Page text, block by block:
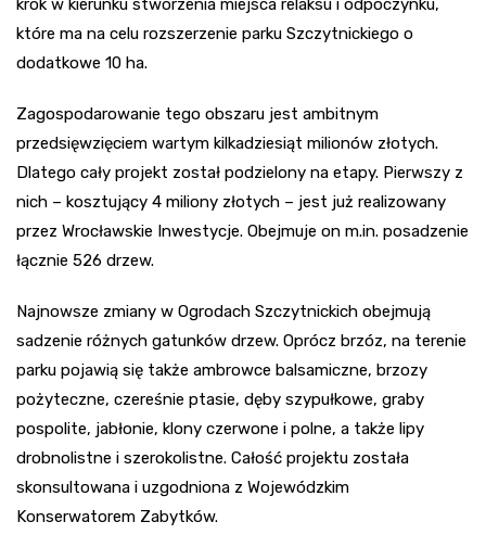
które ma na celu rozszerzenie parku Szczytnickiego o
dodatkowe 10 ha.
Zagospodarowanie tego obszaru jest ambitnym
przedsięwzięciem wartym kilkadziesiąt milionów złotych.
Dlatego cały projekt został podzielony na etapy. Pierwszy z
nich – kosztujący 4 miliony złotych – jest już realizowany
przez Wrocławskie Inwestycje. Obejmuje on m.in. posadzenie
łącznie 526 drzew.
Najnowsze zmiany w Ogrodach Szczytnickich obejmują
sadzenie różnych gatunków drzew. Oprócz brzóz, na terenie
parku pojawią się także ambrowce balsamiczne, brzozy
pożyteczne, czereśnie ptasie, dęby szypułkowe, graby
pospolite, jabłonie, klony czerwone i polne, a także lipy
drobnolistne i szerokolistne. Całość projektu została
skonsultowana i uzgodniona z Wojewódzkim
Konserwatorem Zabytków.